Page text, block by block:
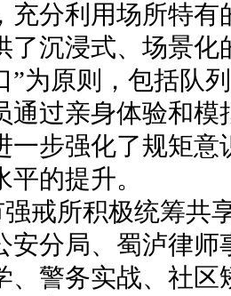
充分利用场所特
了沉浸式、场景
”为原则，包括队
通过亲身体验和
一步强化了规矩
的提升。
戒所积极统筹共
安分局、蜀泸律
、警务实战、社